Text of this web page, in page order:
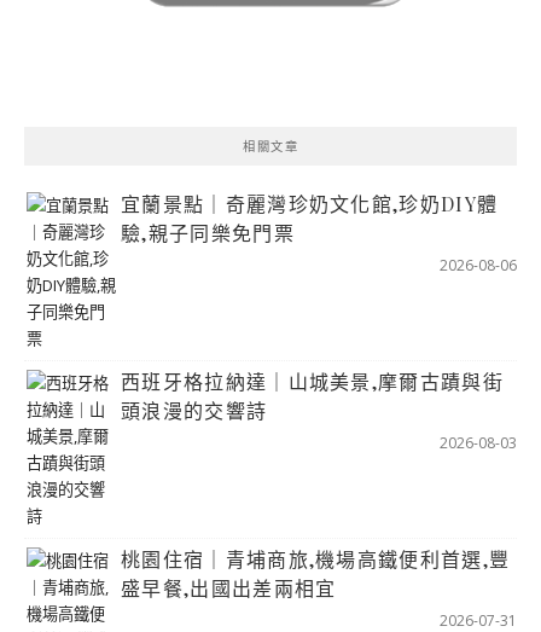
相關文章
宜蘭景點｜奇麗灣珍奶文化館,珍奶DIY體
驗,親子同樂免門票
2026-08-06
西班牙格拉納達｜山城美景,摩爾古蹟與街
頭浪漫的交響詩
2026-08-03
桃園住宿｜青埔商旅,機場高鐵便利首選,豐
盛早餐,出國出差兩相宜
2026-07-31